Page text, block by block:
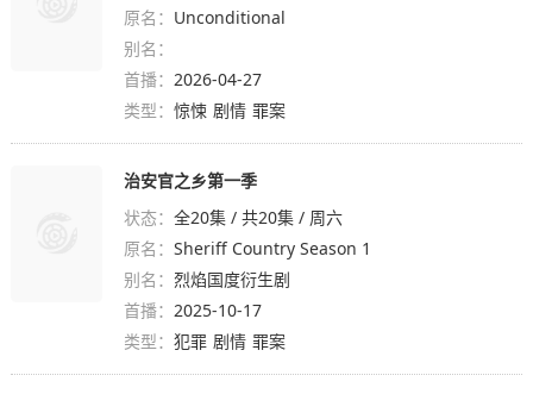
原名： Unconditional
别名：
首播：2026-04-27
类型：惊悚 剧情 罪案
治安官之乡第一季
状态：全20集 / 共20集 / 周六
原名：Sheriff Country Season 1
别名：烈焰国度衍生剧
首播：2025-10-17
类型：犯罪 剧情 罪案